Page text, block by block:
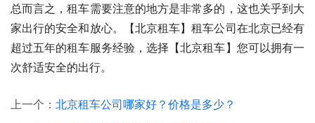
总而言之，租车需要注意的地方是非常多的，这也关乎到大
家出行的安全和放心。【北京租车】租车公司在北京已经有
超过五年的租车服务经验，选择【北京租车】您可以拥有一
次舒适安全的出行。
上一个： 北京租车公司哪家好？价格是多少？